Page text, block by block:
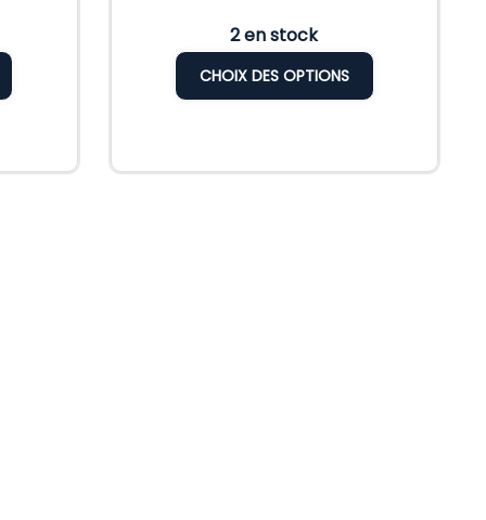
2 en stock
CHOIX DES OPTIONS